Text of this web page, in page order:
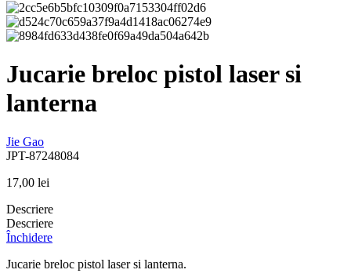
Jucarie breloc pistol laser si
lanterna
Jie Gao
JPT-87248084
17,00 lei
Descriere
Descriere
Închidere
Jucarie breloc pistol laser si lanterna.